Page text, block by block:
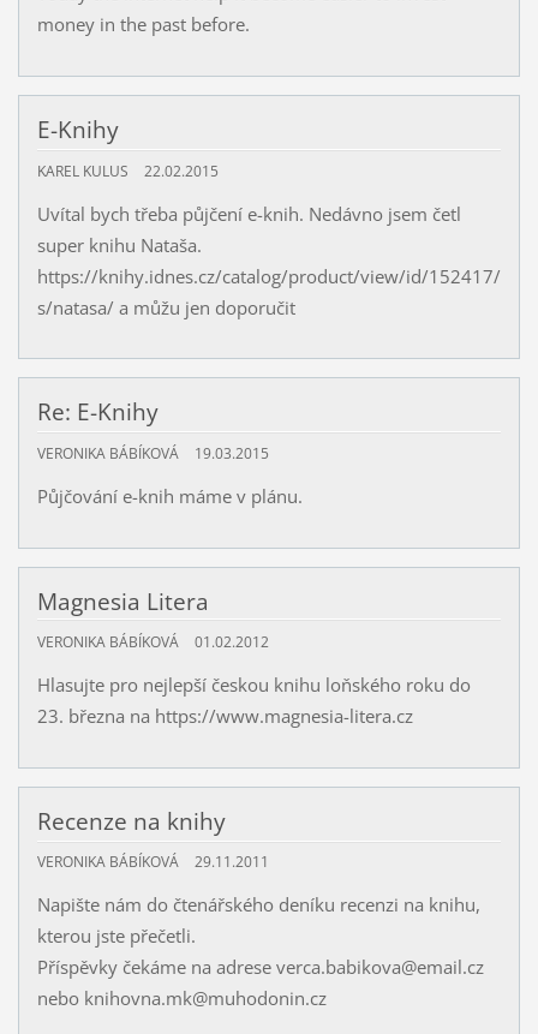
money in the past before.
E-Knihy
KAREL KULUS 22.02.2015
Uvítal bych třeba půjčení e-knih. Nedávno jsem četl
super knihu Nataša.
https://knihy.idnes.cz/catalog/product/view/id/152417/
s/natasa/ a můžu jen doporučit
Re: E-Knihy
VERONIKA BÁBÍKOVÁ 19.03.2015
Půjčování e-knih máme v plánu.
Magnesia Litera
VERONIKA BÁBÍKOVÁ 01.02.2012
Hlasujte pro nejlepší českou knihu loňského roku do
23. března na https://www.magnesia-litera.cz
Recenze na knihy
VERONIKA BÁBÍKOVÁ 29.11.2011
Napište nám do čtenářského deníku recenzi na knihu,
kterou jste přečetli.
Příspěvky čekáme na adrese verca.babikova@email.cz
nebo knihovna.mk@muhodonin.cz